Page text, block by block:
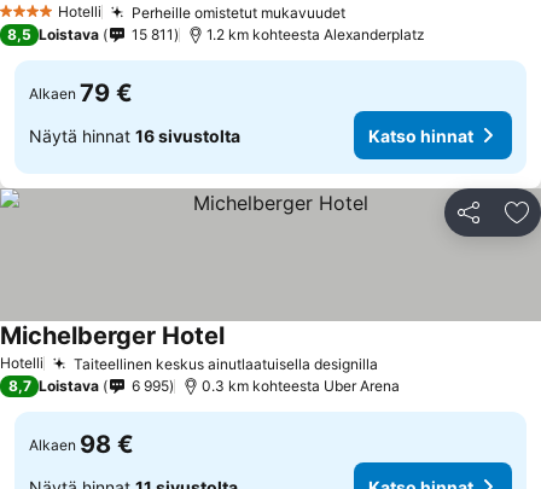
4 Tähtiluokitus
Hotelli Perheille omistetut mukavuudet
8,5 Loistava 15 811 1.2 km kohteesta Alexanderplatz
Alkaen 79 €
Näytä hinnat 16 sivustolta Katso hinnat
Jaa
Hotelli Taiteellinen keskus ainutlaatuisella designilla
Michelberger Hotel
8,7 Loistava 6 995 0.3 km kohteesta Uber Arena
Alkaen 98 €